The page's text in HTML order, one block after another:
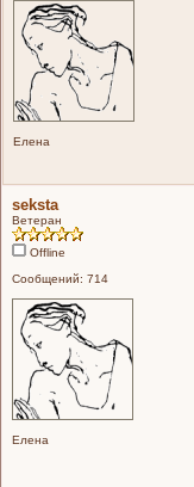
Елена
seksta
Ветеран
Offline
Сообщений: 714
Елена